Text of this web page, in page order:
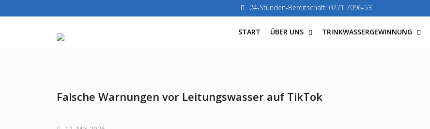
to
24-Stunden-Bereitschaft: 0271 7096-53
START ÜBER UNS TRINKWASSERGEWINNUNG
Falsche Warnungen vor Leitungswasser auf TikTok